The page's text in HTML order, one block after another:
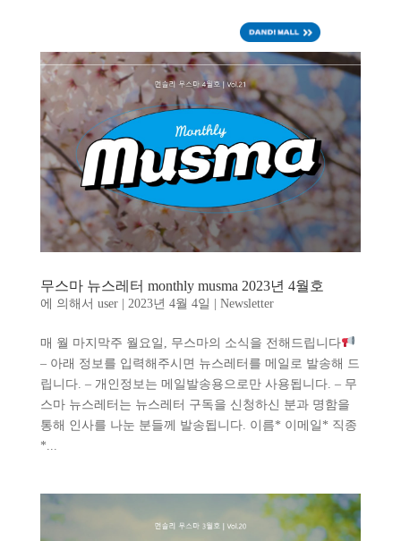
무스마 뉴스레터 monthly musma 2023년 4월호
에 의해서 user| 2023년 4월 4일 Newsletter
매 월 마지막주 월요일, 무스마의 소식을 전해드립니다
– 아래 정보를 입력해주시면 뉴스레터를 메일로 발송해 드
립니다. – 개인정보는 메일발송용으로만 사용됩니다. – 무
스마 뉴스레터는 뉴스레터 구독을 신청하신 분과 명함을
통해 인사를 나눈 분들께 발송됩니다. 이름* 이메일* 직종
*...